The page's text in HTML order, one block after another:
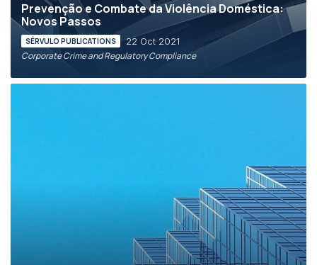
Prevenção e Combate da Violência Doméstica:
Novos Passos
SÉRVULO PUBLICATIONS 22 Oct 2021
Corporate Crime and Regulatory Compliance